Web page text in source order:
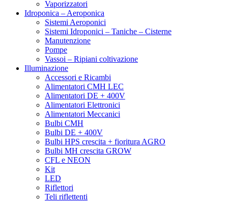
Vaporizzatori
Idroponica – Aeroponica
Sistemi Aeroponici
Sistemi Idroponici – Taniche – Cisterne
Manutenzione
Pompe
Vassoi – Ripiani coltivazione
Illuminazione
Accessori e Ricambi
Alimentatori CMH LEC
Alimentatori DE + 400V
Alimentatori Elettronici
Alimentatori Meccanici
Bulbi CMH
Bulbi DE + 400V
Bulbi HPS crescita + fioritura AGRO
Bulbi MH crescita GROW
CFL e NEON
Kit
LED
Riflettori
Teli riflettenti